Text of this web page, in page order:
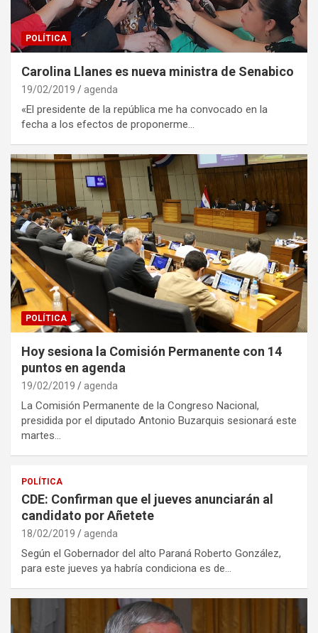
POLÍTICA
Carolina Llanes es nueva ministra de Senabico
19/02/2019 agenda
«El presidente de la república me ha convocado en la
fecha a los efectos de proponerme…
POLÍTICA
Hoy sesiona la Comisión Permanente con 14
puntos en agenda
19/02/2019 agenda
La Comisión Permanente de la Congreso Nacional,
presidida por el diputado Antonio Buzarquis sesionará este
martes…
POLÍTICA
CDE: Confirman que el jueves anunciarán al
candidato por Añetete
18/02/2019 agenda
Según el Gobernador del alto Paraná Roberto González,
para este jueves ya habría condiciona es de…